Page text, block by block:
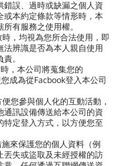
誤、過時或缺漏之個人資
本約定條款等情形時，本
有服務之使用權。
，均視為您所合法使用，即
辨識是否為本人親自使用
。
，本公司將蒐集您的
成為從Facbook登入本公司
您參與個人化的互動活動，
訊設備傳送給本公司的資
定登入方式，以方便您至
來保護您的個人資料（例
丟失或盜取及未經授權的訪